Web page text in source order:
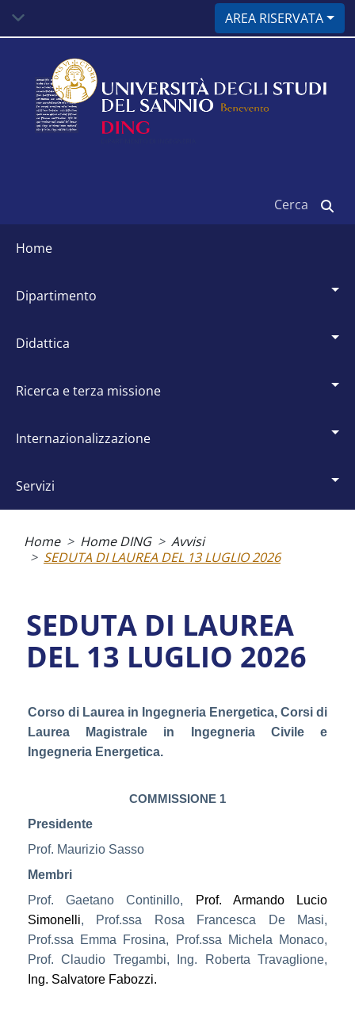
contenuto
AREA RISERVATA
dipartimentali
home
dipartimento
didattica
ricerca e terza missione
internazionalizzazione
servizi
pane
Home Home DING
Avvisi
SEDUTA DI LAUREA DEL 13 LUGLIO 2026
SEDUTA DI LAUREA
DEL 13 LUGLIO 2026
Corso di Laurea in Ingegneria Energetica, Corsi di
Laurea Magistrale in Ingegneria Civile e
Ingegneria Energetica.
COMMISSIONE 1
Presidente
Prof. Maurizio Sasso
Membri
Prof. Gaetano Continillo,
Prof. Armando Lucio
Simonelli, Prof.ssa Rosa Francesca De Masi,
Prof.ssa Emma Frosina, Prof.ssa Michela Monaco,
Prof. Claudio Tregambi, Ing. Roberta Travaglione,
Ing. Salvatore Fabozzi.